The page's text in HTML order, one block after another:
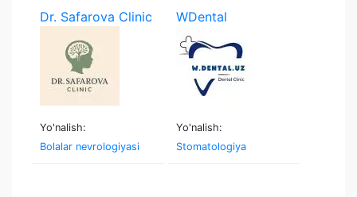
Dr. Safarova Clinic
Yo'nalish:
Bolalar nevrologiyasi
WDental
Yo'nalish:
Stomatologiya